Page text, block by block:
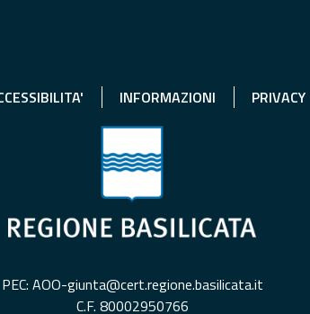
INFORMAZIONI PRIVACY
PEC: AOO-giunta@cert.regione.basilicata.it
C.F. 80002950766